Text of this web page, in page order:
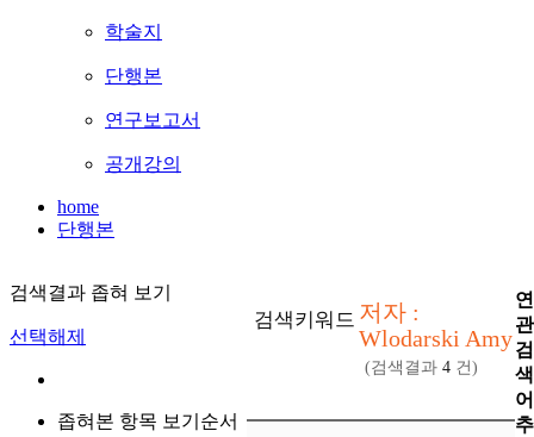
학술지
단행본
연구보고서
공개강의
home
단행본
검색결과 좁혀 보기
선택해제
좁혀본 항목 보기순서
검색키워드 저자 :
Wlodarski Amy
(검색결과 4 건)
연
관
검
색
어
추